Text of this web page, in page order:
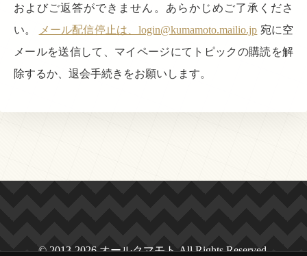
およびご返答ができません。あらかじめご了承くださ
い。
メール配信停止は、login@kumamoto.mailio.jp 宛に空
メールを送信して、マイページにてトピックの購読を解
除するか、退会手続きをお願いします。
© 2013-2026 オールクマモト All Rights Reserved.